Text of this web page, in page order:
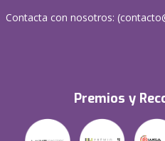
Contacta con nosotros: (
Premios y